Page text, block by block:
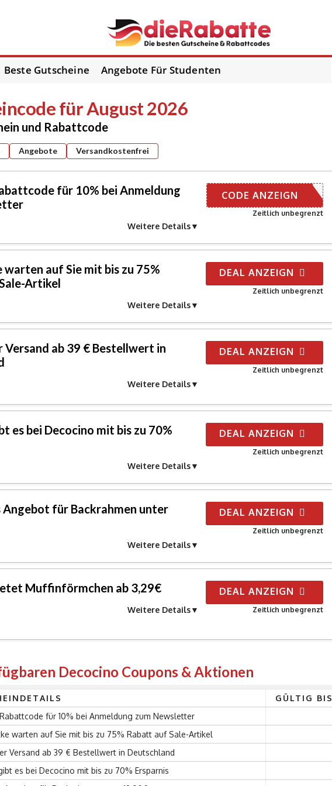
Beste Gutscheine Angebote Für Studenten
für August 2026
und Rabattcode
Angebote Versandkostenfrei
für 10% bei Anmeldung
Weitere Details
ER EMAIL
CODE ANZEIGN
Zeitlich unbegrenzt
warten auf Sie mit bis zu 75%
Artikel
Weitere Details
DEAL ANZEIGN
Zeitlich unbegrenzt
Versand ab 39 € Bestellwert in
Weitere Details
DEAL ANZEIGN
Zeitlich unbegrenzt
es bei Decocino mit bis zu 70%
Weitere Details
DEAL ANZEIGN
Zeitlich unbegrenzt
für Backrahmen unter
Weitere Details
DEAL ANZEIGN
Zeitlich unbegrenzt
Muffinförmchen ab 3,29€
Weitere Details
DEAL ANZEIGN
Zeitlich unbegrenzt
Decocino Coupons & Aktionen
GÜLTIG BIS
für 10% bei Anmeldung zum Newsletter
warten auf Sie mit bis zu 75% Rabatt auf Sale-Artikel
Versand ab 39 € Bestellwert in Deutschland
es bei Decocino mit bis zu 70% Ersparnis